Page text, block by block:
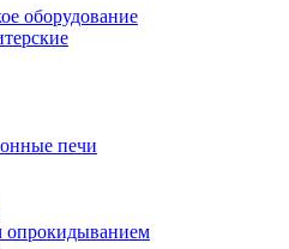
оборудование
печи
опрокидыванием